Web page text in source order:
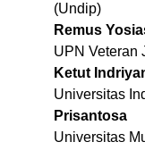
(Undip)
Remus
UPN Veteran
Ketut
Universitas
Prisantosa
Universitas